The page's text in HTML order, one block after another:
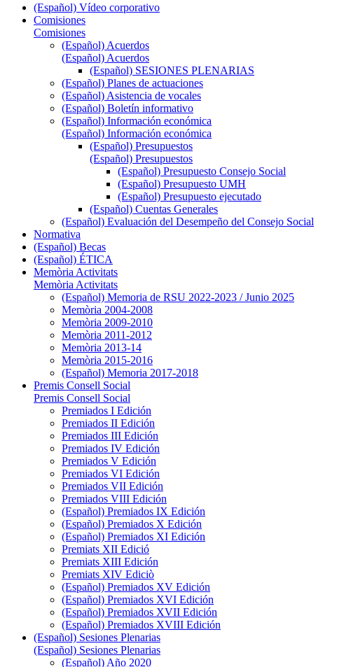
(Español) Vídeo corporativo
Comisiones
Comisiones
(Español) Acuerdos
(Español) Acuerdos
(Español) SESIONES PLENARIAS
(Español) Planes de actuaciones
(Español) Asistencia de vocales
(Español) Boletín informativo
(Español) Información económica
(Español) Información económica
(Español) Presupuestos
(Español) Presupuestos
(Español) Presupuesto Consejo Social
(Español) Presupuesto UMH
(Español) Presupuesto ejecutado
(Español) Cuentas Generales
(Español) Evaluación del Desempeño del Consejo Social
Normativa
(Español) Becas
(Español) ÉTICA
Memòria Activitats
Memòria Activitats
(Español) Memoria de RSU 2022-2023 / Junio 2025
Memòria 2004-2008
Memòria 2009-2010
Memòria 2011-2012
Memòria 2013-14
Memòria 2015-2016
(Español) Memoria 2017-2018
Premis Consell Social
Premis Consell Social
Premiados I Edición
Premiados II Edición
Premiados III Edición
Premiados IV Edición
Premiados V Edición
Premiados VI Edición
Premiados VII Edición
Premiados VIII Edición
(Español) Premiados IX Edición
(Español) Premiados X Edición
(Español) Premiados XI Edición
Premiats XII Edició
Premiats XIII Edición
Premiats XIV Ediciò
(Español) Premiados XV Edición
(Español) Premiados XVI Edición
(Español) Premiados XVII Edición
(Español) Premiados XVIII Edición
(Español) Sesiones Plenarias
(Español) Sesiones Plenarias
(Español) Año 2020